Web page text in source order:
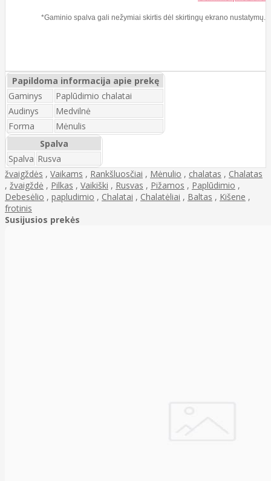
*Gaminio spalva gali nežymiai skirtis dėl skirtingų ekrano nustatymų.
Papildoma informacija apie prekę
Gaminys
Paplūdimio chalatai
Audinys
Medvilnė
Forma
Mėnulis
Spalva
Spalva Rusva
žvaigždės , Vaikams , Rankšluosčiai , Mėnulio , chalatas , Chalatas
, žvaigždė , Pilkas , Vaikiški , Rusvas , Pižamos , Paplūdimio ,
Debesėlio , papludimio , Chalatai , Chalatėliai , Baltas , Kišene ,
frotinis
Susijusios prekės